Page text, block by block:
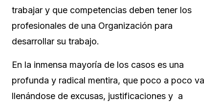
trabajar y que competencias deben tener los
profesionales de una Organización para
desarrollar su trabajo.
En la inmensa mayoría de los casos es una
profunda y radical mentira, que poco a poco va
llenándose de excusas, justificaciones y a